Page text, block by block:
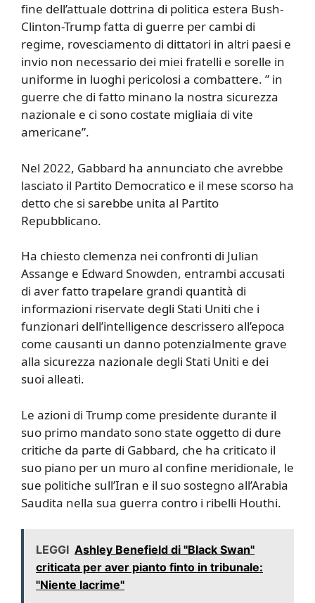
fine dell’attuale dottrina di politica estera Bush-
Clinton-Trump fatta di guerre per cambi di
regime, rovesciamento di dittatori in altri paesi e
invio non necessario dei miei fratelli e sorelle in
uniforme in luoghi pericolosi a combattere. ” in
guerre che di fatto minano la nostra sicurezza
nazionale e ci sono costate migliaia di vite
americane”.
Nel 2022, Gabbard ha annunciato che avrebbe
lasciato il Partito Democratico e il mese scorso ha
detto che si sarebbe unita al Partito
Repubblicano.
Ha chiesto clemenza nei confronti di Julian
Assange e Edward Snowden, entrambi accusati
di aver fatto trapelare grandi quantità di
informazioni riservate degli Stati Uniti che i
funzionari dell’intelligence descrissero all’epoca
come causanti un danno potenzialmente grave
alla sicurezza nazionale degli Stati Uniti e dei
suoi alleati.
Le azioni di Trump come presidente durante il
suo primo mandato sono state oggetto di dure
critiche da parte di Gabbard, che ha criticato il
suo piano per un muro al confine meridionale, le
sue politiche sull’Iran e il suo sostegno all’Arabia
Saudita nella sua guerra contro i ribelli Houthi.
LEGGI Ashley Benefield di "Black Swan"
criticata per aver pianto finto in tribunale:
"Niente lacrime"